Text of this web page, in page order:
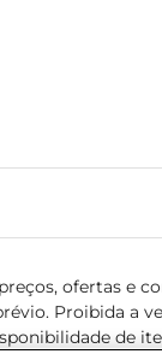
ofertas e
Proibida a
de